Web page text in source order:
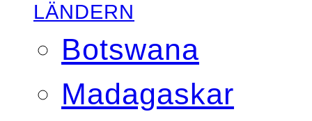
LÄNDERN
Botswana
Madagaskar